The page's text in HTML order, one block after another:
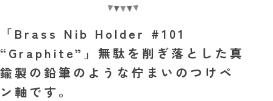
「Brass Nib Holder #101
“Graphite”」無駄を削ぎ落とした真
鍮製の鉛筆のような佇まいのつけペ
ン軸です。